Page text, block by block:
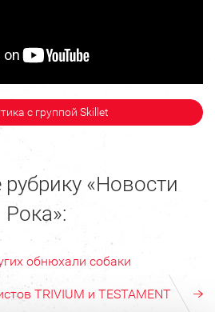
с группой Skillet
«Новости
Рока»:
обнюхали собаки
TRIVIUM и TESTAMENT